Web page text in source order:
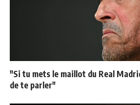
"Si tu mets le maillot du Real
de te parler"